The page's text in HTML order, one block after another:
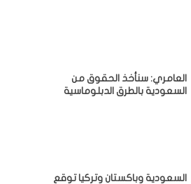
العامري: سنأخذ الحقوق من
السعودية بالطرق الدبلوماسية
السعودية وباكستان وتركيا توقع